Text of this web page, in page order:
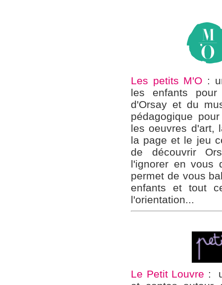
Les petits M'O :
les enfants pour
d'Orsay et du
pédagogique
les oeuvres d'art,
la page et le jeu
de découvrir
l'ignorer en vous
permet de vous
enfants et tout
l'orientation...
Le Petit Louvre :